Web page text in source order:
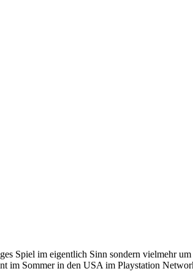
Spiel im eigentlich Sinn sondern vielmehr
im Sommer in den USA im Playstation